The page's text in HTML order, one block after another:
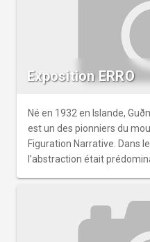
Exposition ERRO
Né en 1932 en Islande,
est un des pionniers du
Figuration Narrative. Dans
l’abstraction était
visée satirique sur le
Erró ne se cantonne pas à
accepte volontiers le terme
par le critique d’art